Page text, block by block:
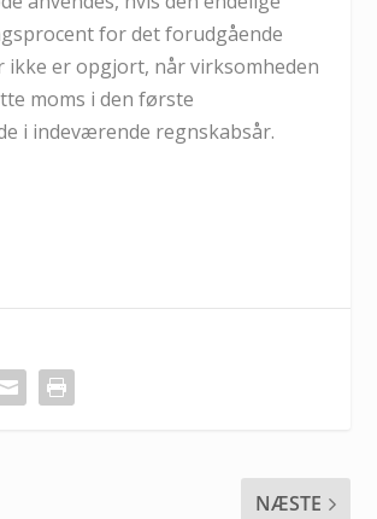
for det forudgående
ikke er opgjort, når virksomheden
moms i den første
i indeværende regnskabsår.
NÆSTE